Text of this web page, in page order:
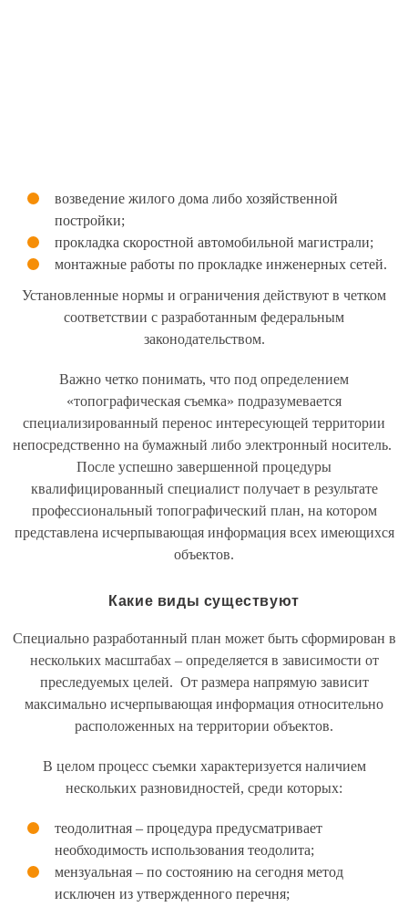
возведение жилого дома либо хозяйственной
постройки;
прокладка скоростной автомобильной магистрали;
монтажные работы по прокладке инженерных сетей.
Установленные нормы и ограничения действуют в четком
соответствии с разработанным федеральным
законодательством.
Важно четко понимать, что под определением
«топографическая съемка» подразумевается
специализированный перенос интересующей территории
непосредственно на бумажный либо электронный носитель.
После успешно завершенной процедуры
квалифицированный специалист получает в результате
профессиональный топографический план, на котором
представлена исчерпывающая информация всех имеющихся
объектов.
Какие виды существуют
Специально разработанный план может быть сформирован в
нескольких масштабах – определяется в зависимости от
преследуемых целей. От размера напрямую зависит
максимально исчерпывающая информация относительно
расположенных на территории объектов.
В целом процесс съемки характеризуется наличием
нескольких разновидностей, среди которых:
теодолитная – процедура предусматривает
необходимость использования теодолита;
мензуальная – по состоянию на сегодня метод
исключен из утвержденного перечня;